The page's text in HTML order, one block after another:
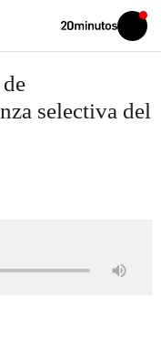
Volver
Iniciar
sesión
selectiva del